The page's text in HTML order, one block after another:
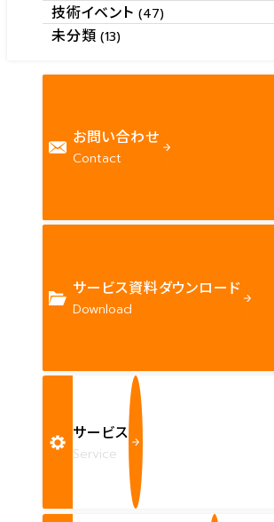
技術イベント (47)
未分類(13)
お問い合わせ
Contact
サービス資料ダウンロード
Download
サービス
Service